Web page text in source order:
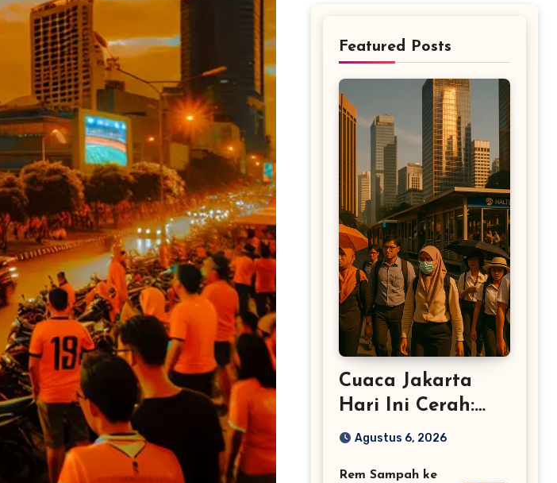
Featured Posts
Cuaca Jakarta
Hari Ini Cerah:
Suhu Tembus 34°C
Agustus 6, 2026
Rem Sampah ke